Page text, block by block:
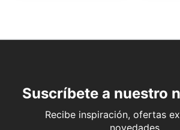
Suscríbete a nuestro
Recibe inspiración, ofertas